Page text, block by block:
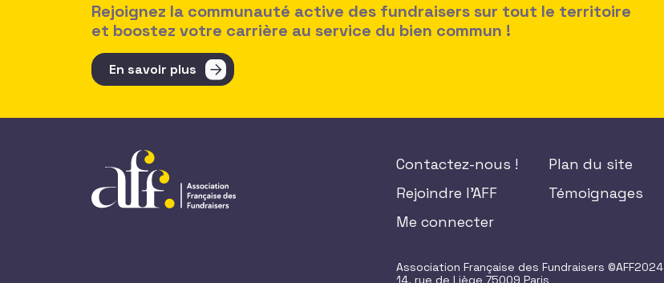
Rejoignez la communauté active des fundraisers sur tout le territoire
et boostez votre carrière au service du bien commun !
En savoir plus
Contactez-nous !
Rejoindre l'AFF
Me connecter
Plan du site
Témoignages
Association Française des Fundraisers ©AFF2024
14, rue de Liège 75009 Paris